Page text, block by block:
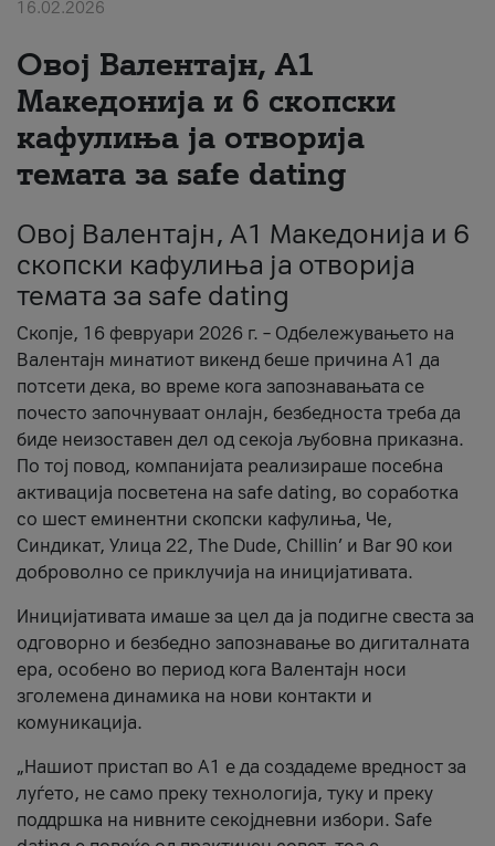
#ПодобарОнлајн
16.02.2026
Овој Валентајн, A1
Македонија и 6 скопски
кафулиња ја отворија
темата за safe dating
Овој Валентајн, A1 Македонија и 6
скопски кафулиња ја отворија
темата за safe dating
Скопје, 16 февруари 2026 г. – Одбележувањето на
Валентајн минатиот викенд беше причина А1 да
потсети дека, во време кога запознавањата се
почесто започнуваат онлајн, безбедноста треба да
биде неизоставен дел од секоја љубовна приказна.
По тој повод, компанијата реализираше посебна
активација посветена на safe dating, во соработка
со шест еминентни скопски кафулиња, Че,
Синдикат, Улица 22, The Dude, Chillin’ и Bar 90 кои
доброволно се приклучија на иницијативата.
Иницијативата имаше за цел да ја подигне свеста за
одговорно и безбедно запознавање во дигиталната
ера, особено во период кога Валентајн носи
зголемена динамика на нови контакти и
комуникација.
„Нашиот пристап во А1 е да создадеме вредност за
луѓето, не само преку технологија, туку и преку
поддршка на нивните секојдневни избори. Safe